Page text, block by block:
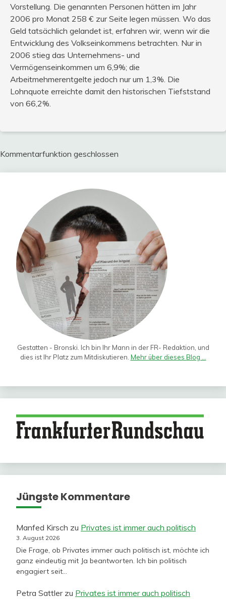
Vorstellung. Die genannten Personen hätten im Jahr
2006 pro Monat 258 € zur Seite legen müssen. Wo das
Geld tatsächlich gelandet ist, erfahren wir, wenn wir die
Entwicklung des Volkseinkommens betrachten. Nur in
2006 stieg das Unternehmens- und
Vermögenseinkommen um 6,9%; die
Arbeitmehmerentgelte jedoch nur um 1,3%. Die
Lohnquote erreichte damit den historischen Tiefststand
von 66,2%.
Kommentarfunktion geschlossen
Gestatten - Bronski. Ich bin Ihr Mann in der FR- Redaktion, und
dies ist Ihr Platz zum Mitdiskutieren. Mehr über dieses Blog ...
Jüngste Kommentare
Manfed Kirsch zu Privates ist immer auch politisch
3. August 2026
Die Frage, ob Privates immer auch politisch ist, möchte ich
ganz eindeutig mit Ja beantworten. Ich bin politisch
engagiert seit…
Petra Sattlerzu Privates ist immer auch politisch